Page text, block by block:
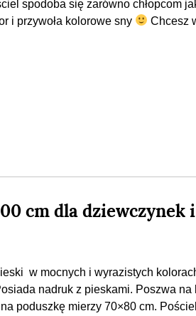
spodoba się zarówno chłopcom
i przywoła kolorowe sny
Chcesz
cm dla dziewczynek i
w mocnych i wyrazistych
nadruk z pieskami. Poszwa na
poduszkę mierzy 70×80 cm. Pościel